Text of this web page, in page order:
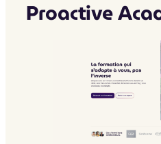
Proactive